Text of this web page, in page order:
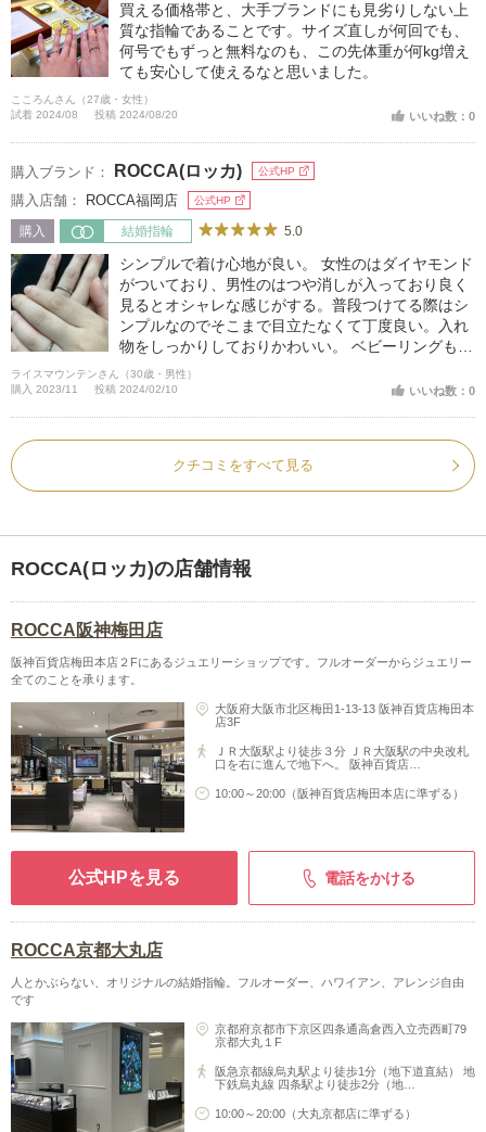
買える価格帯と、大手ブランドにも見劣りしない上
質な指輪であることです。サイズ直しが何回でも、
何号でもずっと無料なのも、この先体重が何kg増え
ても安心して使えるなと思いました。
こころんさん（27歳・女性）
試着 2024/08
投稿 2024/08/20 いいね数：0
購入ブランド： ROCCA(ロッカ) 公式HP
購入店舗： ROCCA福岡店 公式HP
購入 結婚指輪 5.0
シンプルで着け心地が良い。 女性のはダイヤモンド
がついており、男性のはつや消しが入っており良く
見るとオシャレな感じがする。普段つけてる際はシ
ンプルなのでそこまで目立たなくて丁度良い。入れ
物をしっかりしておりかわいい。 ベビーリングも無
料で作って下さるサービスがある為、購入後も次の
楽しみが出来ました。
ライスマウンテンさん（30歳・男性）
購入 2023/11
投稿 2024/02/10 いいね数：0
クチコミをすべて見る
ROCCA(ロッカ)の店舗情報
ROCCA阪神梅田店
阪神百貨店梅田本店２Fにあるジュエリーショップです。フルオーダーからジュエリー
全てのことを承ります。
大阪府大阪市北区梅田1-13-13 阪神百貨店梅田本
店3F
ＪＲ大阪駅より徒歩３分 ＪＲ大阪駅の中央改札
口を右に進んで地下へ。 阪神百貨店…
10:00～20:00（阪神百貨店梅田本店に準ずる）
公式HPを見る 電話をかける
ROCCA京都大丸店
人とかぶらない、オリジナルの結婚指輪。フルオーダー、ハワイアン、アレンジ自由
です
京都府京都市下京区四条通高倉西入立売西町79
京都大丸１F
阪急京都線烏丸駅より徒歩1分（地下道直結） 地
下鉄烏丸線 四条駅より徒歩2分（地…
10:00～20:00（大丸京都店に準ずる）